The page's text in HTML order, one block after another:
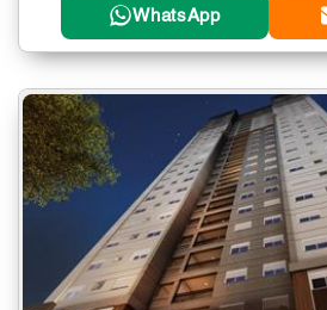
WhatsApp